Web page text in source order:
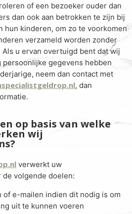
of een bezoeker ouder dan
dan ook aan betrokken te zijn bij
hun kinderen, om zo te voorkomen
verzameld worden zonder
u ervan overtuigd bent dat wij
gegevens hebben
neem dan contact met
, dan
op basis van welke
wij
verwerkt uw
volgende doelen:
of e-mailen indien dit nodig is om
uit te kunnen voeren